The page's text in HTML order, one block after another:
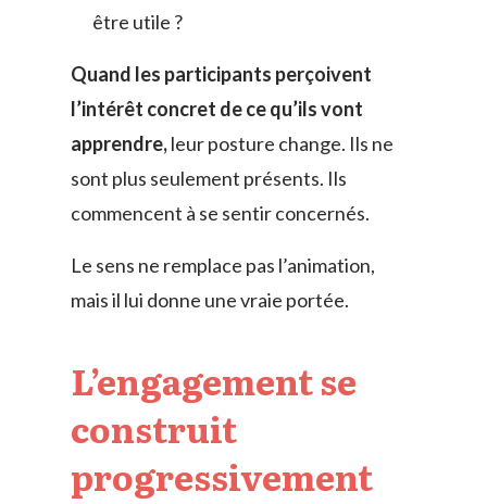
être utile ?
Quand les participants perçoivent
l’intérêt concret de ce qu’ils vont
apprendre,leur posture change. Ils ne
sont plus seulement présents. Ils
commencent à se sentir concernés.
Le sens ne remplace pas l’animation,
mais il lui donne une vraie portée.
L’engagement se
construit
progressivement